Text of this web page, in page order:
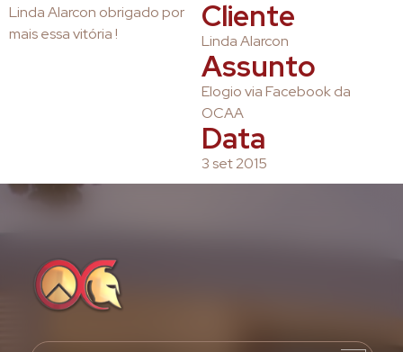
Linda Alarcon obrigado por
mais essa vitória !
Cliente
Linda Alarcon
Assunto
Elogio via Facebook da
OCAA
Data
3 set 2015